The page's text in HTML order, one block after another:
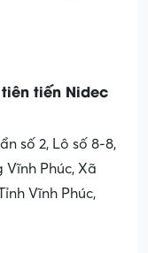
tiến Nidec
số 2, Lô số 8-8,
Vĩnh Phúc, Xã
Vĩnh Phúc,